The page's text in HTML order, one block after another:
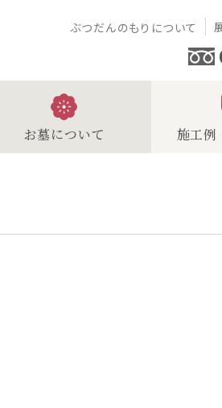
ぶつだんのもりについて
お墓について 施工例